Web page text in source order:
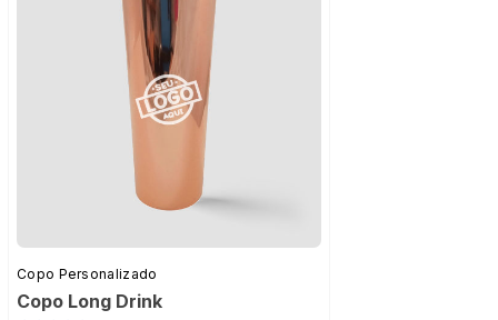
Copo Personalizado
Copo Long Drink